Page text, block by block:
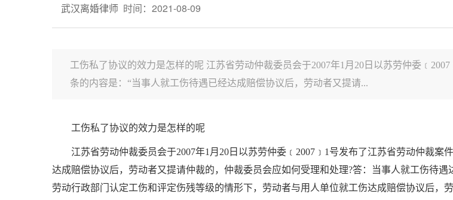
武汉离婚律师 时间：2021-08-09
工伤私了协议的效力是怎样的呢 江苏省劳动仲裁委员会于2007年1月20日以苏劳仲委
条的内容是：“当事人就工伤待遇已经达成赔偿协议后，劳动者又提请...
工伤私了协议的效力是怎样的呢
江苏省劳动仲裁委员会于2007年1 月 20 日以苏劳仲委﹝ 2007 ﹞ 1 号发布了江苏省劳动仲裁案
达成赔偿协议后，劳动者又提请仲裁的，仲裁委员会应如何受理和处理?答：当事人就工伤待遇
劳动行政部门认定工伤和评定伤残等级的情形下，劳动者与用人单位就工伤达成赔偿协议后